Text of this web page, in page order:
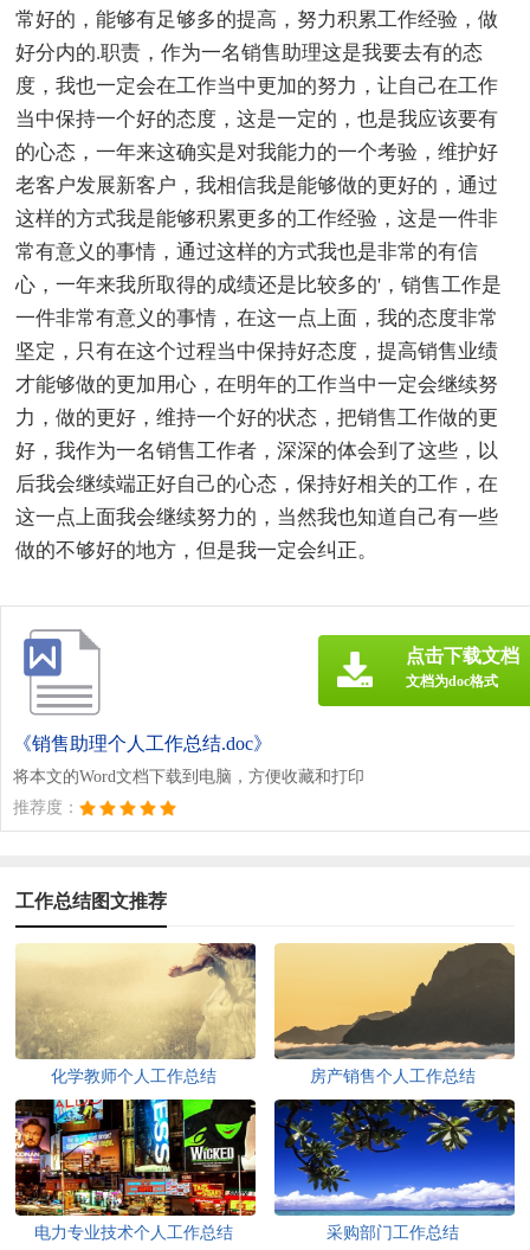
常好的，能够有足够多的提高，努力积累工作经验，做
好分内的.职责，作为一名销售助理这是我要去有的态
度，我也一定会在工作当中更加的努力，让自己在工作
当中保持一个好的态度，这是一定的，也是我应该要有
的心态，一年来这确实是对我能力的一个考验，维护好
老客户发展新客户，我相信我是能够做的更好的，通过
这样的方式我是能够积累更多的工作经验，这是一件非
常有意义的事情，通过这样的方式我也是非常的有信
心，一年来我所取得的成绩还是比较多的'，销售工作是
一件非常有意义的事情，在这一点上面，我的态度非常
坚定，只有在这个过程当中保持好态度，提高销售业绩
才能够做的更加用心，在明年的工作当中一定会继续努
力，做的更好，维持一个好的状态，把销售工作做的更
好，我作为一名销售工作者，深深的体会到了这些，以
后我会继续端正好自己的心态，保持好相关的工作，在
这一点上面我会继续努力的，当然我也知道自己有一些
做的不够好的地方，但是我一定会纠正。
《销售助理个人工作总结.doc》
将本文的Word文档下载到电脑，方便收藏和打印
推荐度：
点击下载文档
文档为doc格式
工作总结图文推荐
化学教师个人工作总结 房产销售个人工作总结
电力专业技术个人工作总结 采购部门工作总结